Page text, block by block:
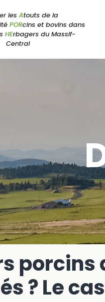
les Atouts de la
PORcins et bovins dans
HErbagers du Massif-
Central
? Le